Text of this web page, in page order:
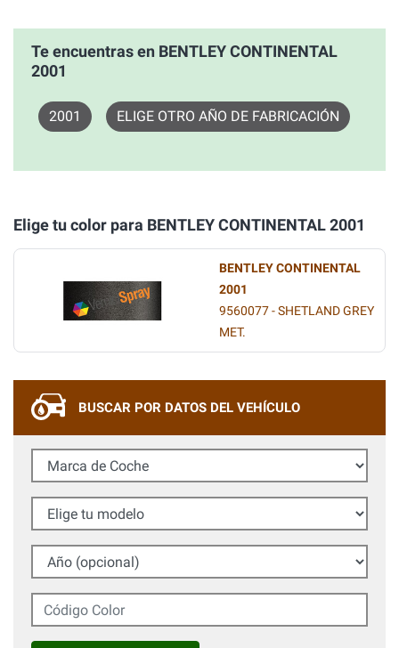
Te encuentras en BENTLEY CONTINENTAL
2001
2001 ELIGE OTRO AÑO DE FABRICACIÓN
Elige tu color para BENTLEY CONTINENTAL 2001
BENTLEY CONTINENTAL
2001
9560077 - SHETLAND GREY
MET.
BUSCAR POR DATOS DEL VEHÍCULO
Marca de Coche
Elige tu modelo
Año (opcional)
Código Color